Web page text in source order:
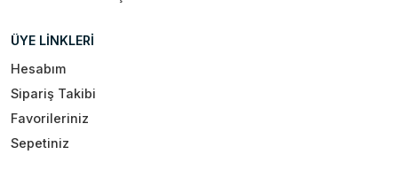
ÜYE LİNKLERİ
Hesabım
Sipariş Takibi
Favorileriniz
Sepetiniz